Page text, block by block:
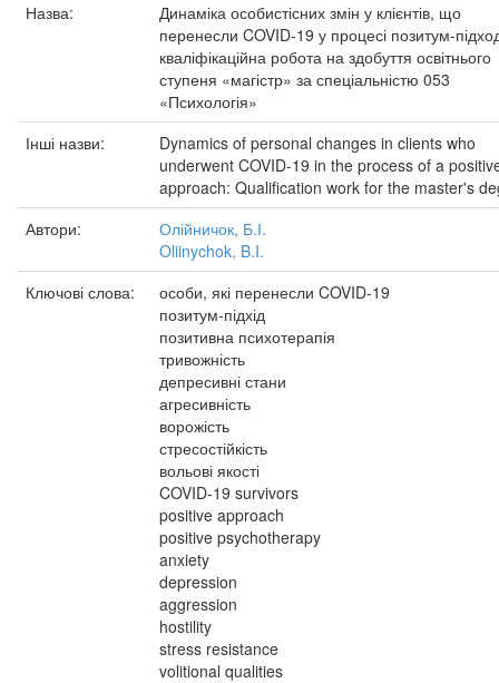
Назва:
Динаміка особистісних змін у клієнтів, що
перенесли COVID-19 у процесі позитум-
кваліфікаційна робота на здобуття освітнього
ступеня «магістр» за спеціальністю 053
«Психологія»
Інші назви:
Dynamics of personal changes in clients who
underwent COVID-19 in the process of a
approach: Qualification work for the master's
Автори:
Олійничок, Б.І.
Oliinychok, B.I.
Ключові слова:
особи, які перенесли COVID-19
позитум-підхід
позитивна психотерапія
тривожність
депресивні стани
агресивність
ворожість
стресостійкість
вольові якості
COVID-19 survivors
positive approach
positive psychotherapy
anxiety
depression
aggression
hostility
stress resistance
volitional qualities